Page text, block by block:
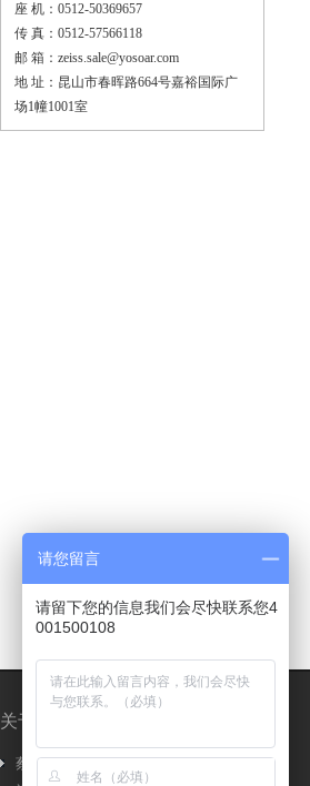
座 机：0512-50369657
传 真：0512-57566118
邮 箱：zeiss.sale@yosoar.com
地 址：昆山市春晖路664号嘉裕国际广
场1幢1001室
关于我们
蔡司简介
新闻资讯..
请您留言
请留下您的信息我们会尽快联系您4
001500108